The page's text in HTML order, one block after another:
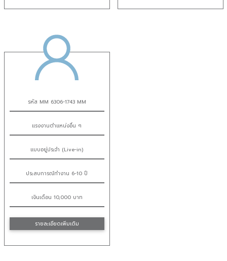
รหัส MM 6306-1743 MM
แรงงานตำแหน่งอื่น ๆ
แบบอยู่ประจำ (Live-in)
ประสบการณ์ทำงาน 6-10 ปี
เงินเดือน 10,000 บาท
รายละเอียดเพิ่มเติม